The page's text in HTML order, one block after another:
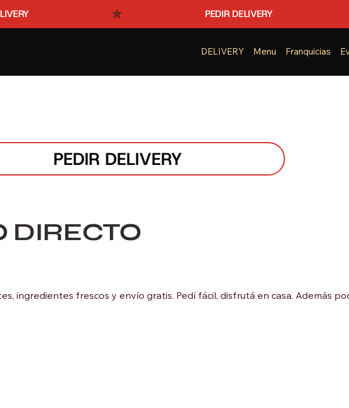
DELIVERY Menu Franquicias
DIRECTO
ingredientes frescos y envío gratis. Pedí fácil, disfrutá en casa. Además
PEDIR DELIVERY